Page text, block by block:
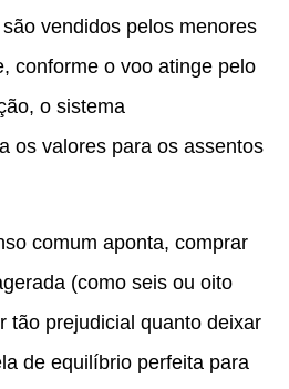
vendidos pelos menores
conforme o voo atinge pelo
o sistema
os valores para os assentos
comum aponta, comprar
(como seis ou oito
tão prejudicial quanto deixar
de equilíbrio perfeita para